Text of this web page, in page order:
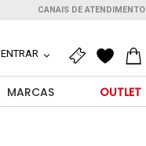
CANAIS DE ATENDIMENTO
ENTRAR
MARCAS OUTLET